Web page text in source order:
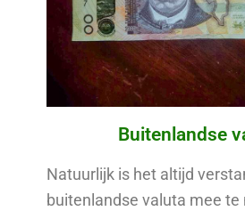
Buitenlandse
Natuurlijk is het altijd
buitenlandse valuta mee te